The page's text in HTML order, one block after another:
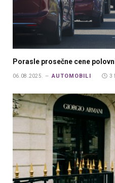
Porasle prosečne cene
06.08.2025. AUTOMOBILI 3